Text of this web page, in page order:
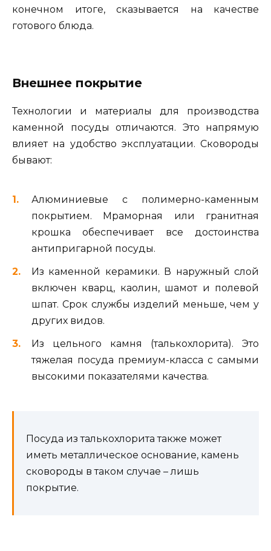
конечном итоге, сказывается на качестве
готового блюда.
Внешнее покрытие
Технологии и материалы для производства
каменной посуды отличаются. Это напрямую
влияет на удобство эксплуатации. Сковороды
бывают:
Алюминиевые с полимерно-каменным
покрытием. Мраморная или гранитная
крошка обеспечивает все достоинства
антипригарной посуды.
Из каменной керамики. В наружный слой
включен кварц, каолин, шамот и полевой
шпат. Срок службы изделий меньше, чем у
других видов.
Из цельного камня (талькохлорита). Это
тяжелая посуда премиум-класса с самыми
высокими показателями качества.
Посуда из талькохлорита также может
иметь металлическое основание, камень
сковороды в таком случае – лишь
покрытие.